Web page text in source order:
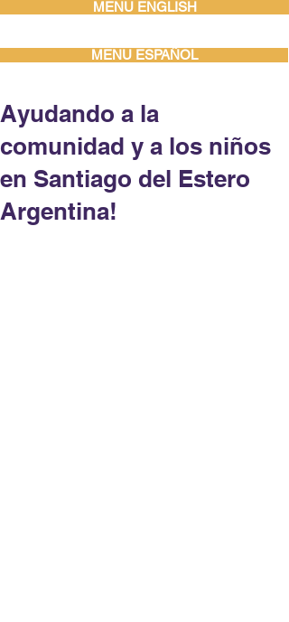
MENU ENGLISH
MENU ESPAÑOL
Ayudando a la
comunidad y a los niños
en Santiago del Estero
Argentina!